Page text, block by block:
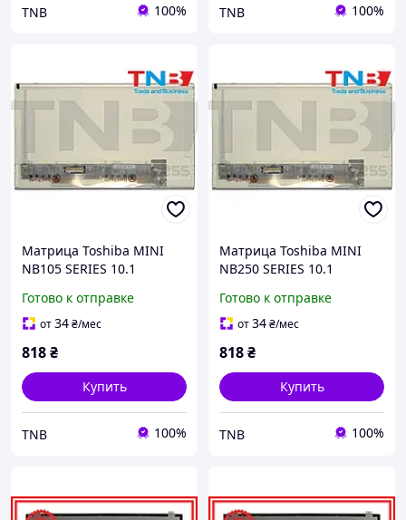
TNB 100% TNB 100%
Матрица Toshiba MINI
NB105 SERIES 10.1
NTSC 200 cd/m² для
ноутбука
Готово к отправке
от34₴/мес
818₴
Купить
TNB 100%
Матрица Toshiba MINI
NB250 SERIES 10.1
NTSC 200 cd/m² для
ноутбука
Готово к отправке
от34₴/мес
818₴
Купить
TNB 100%